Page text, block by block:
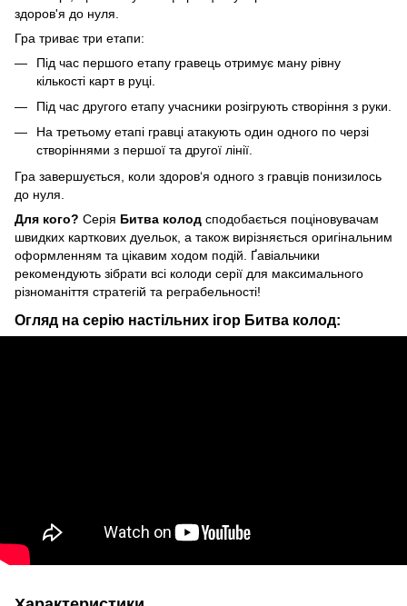
здоров'я до нуля.
Гра триває три етапи:
Під час першого етапу гравець отримує ману рівну
кількості карт в руці.
Під час другого етапу учасники розігрують створіння з руки.
На третьому етапі гравці атакують один одного по черзі
створіннями з першої та другої лінії.
Гра завершується, коли здоров‘я одного з гравців понизилось
до нуля.
Для кого? Серія Битва колод сподобається поціновувачам
швидких карткових дуельок, а також вирізняється оригінальним
оформленням та цікавим ходом подій. Ґавіальчики
рекомендують зібрати всі колоди серії для максимального
різноманіття стратегій та реграбельності!
Огляд на серію настільних ігор Битва колод: